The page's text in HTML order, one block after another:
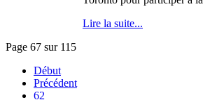
Lire la suite...
Page 67 sur 115
Début
Précédent
62